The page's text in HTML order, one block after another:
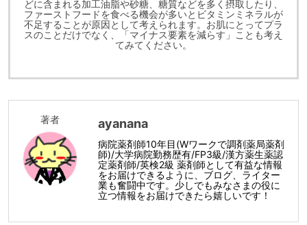
どに含まれる加工油脂や砂糖、糖質などを多く摂取したり、
ファーストフードを食べる機会が多いとビタミンミネラルが
不足することが原因として考えられます。お肌にとってプラ
スのことだけでなく、「マイナス要素を減らす」ことも考え
てみてください。
著者 ayanana
病院薬剤師10年目(Wワークで調剤薬局薬剤
師)/大学病院勤務歴有/FP3級/漢方薬生薬認
定薬剤師/英検2級 薬剤師として有益な情報
をお届けできるように、ブログ、ライター
業も奮闘中です。少しでもみなさまの役に
立つ情報をお届けできたら嬉しいです！